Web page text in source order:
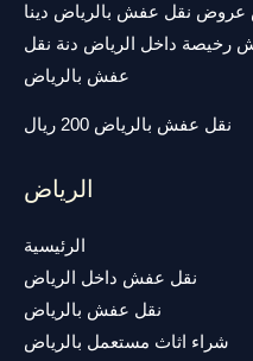
نقل عفش بالرياض دينا
داخل الرياض دنة نقل
عفش بالرياض
نقل عفش بالرياض 200 ريال
الرياض
الرئيسية
نقل عفش داخل الرياض
نقل عفش بالرياض
شراء اثاث مستعمل بالرياض